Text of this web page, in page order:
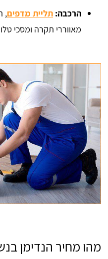
הרכבה: תליית מדפים,
מאווררי תקרה ומסכי
מהו מחיר הנדימן